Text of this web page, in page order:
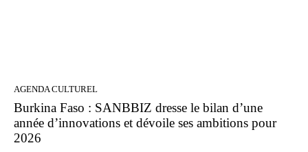
AGENDA CULTUREL
Burkina Faso : SANBBIZ dresse le bilan d’une
année d’innovations et dévoile ses ambitions pour
2026